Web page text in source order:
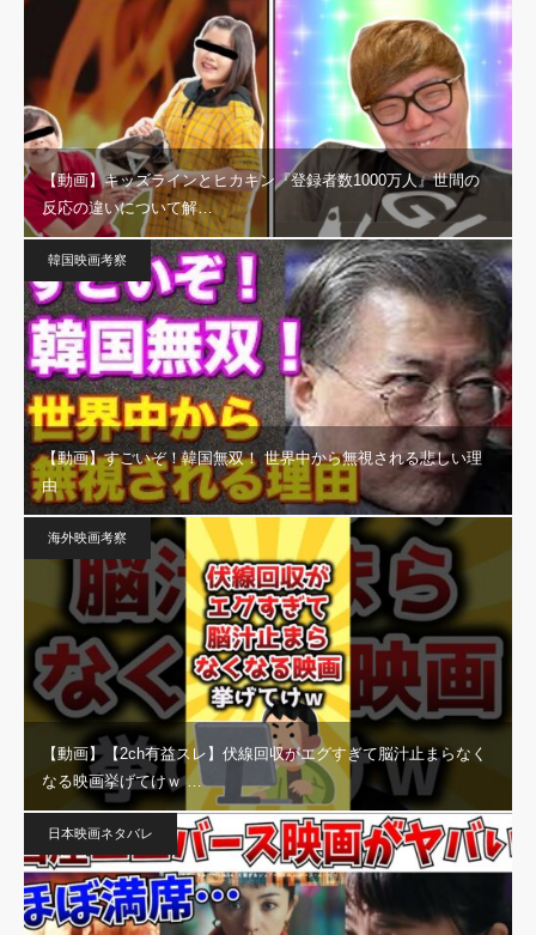
【動画】キッズラインとヒカキン『登録者数1000万人』世間の
反応の違いについて解…
韓国映画考察
【動画】すごいぞ！韓国無双！ 世界中から無視される悲しい理
由
海外映画考察
【動画】【2ch有益スレ】伏線回収がエグすぎて脳汁止まらなく
なる映画挙げてけｗ …
日本映画ネタバレ